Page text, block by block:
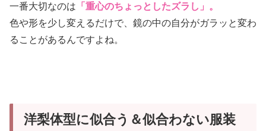
一番大切なのは 「重心のちょっとしたズラし」。
色や形を少し変えるだけで、鏡の中の自分がガラッと変わ
ることがあるんですよね。
洋梨体型に似合う＆似合わない服装